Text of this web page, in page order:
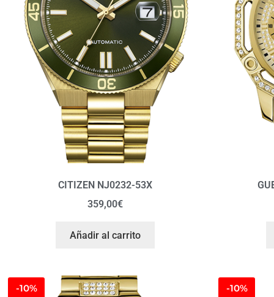
CITIZEN NJ0232-53X
359,00€
Añadir al carrito
-10% -10%